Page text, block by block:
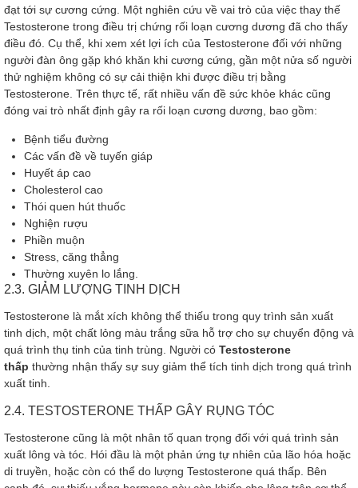
đạt tới sự cương cứng. Một nghiên cứu về vai trò của việc thay thế
Testosterone trong điều trị chứng rối loạn cương dương đã cho thấy
điều đó. Cụ thể, khi xem xét lợi ích của Testosterone đối với những
người đàn ông gặp khó khăn khi cương cứng, gần một nửa số người
thử nghiệm không có sự cải thiện khi được điều trị bằng
Testosterone. Trên thực tế, rất nhiều vấn đề sức khỏe khác cũng
đóng vai trò nhất định gây ra rối loạn cương dương, bao gồm:
Bệnh tiểu đường
Các vấn đề về tuyến giáp
Huyết áp cao
Cholesterol cao
Thói quen hút thuốc
Nghiện rượu
Phiền muộn
Stress, căng thẳng
Thường xuyên lo lắng.
2.3. GIẢM LƯỢNG TINH DỊCH
Testosterone là mắt xích không thể thiếu trong quy trình sản xuất
tinh dịch, một chất lỏng màu trắng sữa hỗ trợ cho sự chuyển động và
quá trình thụ tinh của tinh trùng. Người có Testosterone
thấp thường nhận thấy sự suy giảm thể tích tinh dịch trong quá trình
xuất tinh.
2.4. TESTOSTERONE THẤP GÂY RỤNG TÓC
Testosterone cũng là một nhân tố quan trọng đối với quá trình sản
xuất lông và tóc. Hói đầu là một phản ứng tự nhiên của lão hóa hoặc
di truyền, hoặc còn có thể do lượng Testosterone quá thấp. Bên